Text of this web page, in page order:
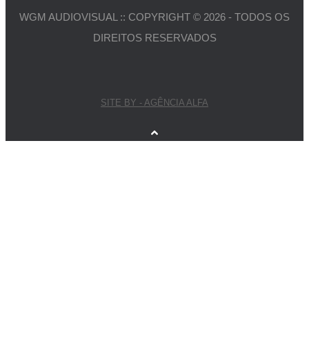
WGM AUDIOVISUAL :: COPYRIGHT © 2026 - TODOS OS
DIREITOS RESERVADOS
SITE BY - AGÊNCIA ALFA